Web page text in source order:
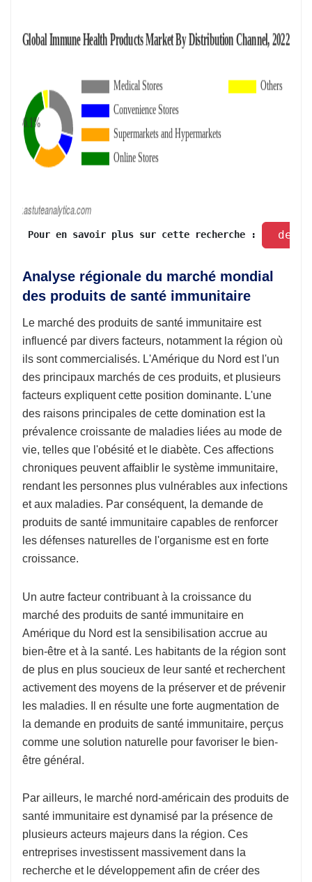
Pour en savoir plus sur cette recherche :
Analyse régionale du marché mondial
des produits de santé immunitaire
Le marché des produits de santé immunitaire est
influencé par divers facteurs, notamment la région où
ils sont commercialisés. L'Amérique du Nord est l'un
des principaux marchés de ces produits, et plusieurs
facteurs expliquent cette position dominante. L'une
des raisons principales de cette domination est la
prévalence croissante de maladies liées au mode de
vie, telles que l'obésité et le diabète. Ces affections
chroniques peuvent affaiblir le système immunitaire,
rendant les personnes plus vulnérables aux infections
et aux maladies. Par conséquent, la demande de
produits de santé immunitaire capables de renforcer
les défenses naturelles de l'organisme est en forte
croissance.
Un autre facteur contribuant à la croissance du
marché des produits de santé immunitaire en
Amérique du Nord est la sensibilisation accrue au
bien-être et à la santé. Les habitants de la région sont
de plus en plus soucieux de leur santé et recherchent
activement des moyens de la préserver et de prévenir
les maladies. Il en résulte une forte augmentation de
la demande en produits de santé immunitaire, perçus
comme une solution naturelle pour favoriser le bien-
être général.
Par ailleurs, le marché nord-américain des produits de
santé immunitaire est dynamisé par la présence de
plusieurs acteurs majeurs dans la région. Ces
entreprises investissent massivement dans la
recherche et le développement afin de créer des